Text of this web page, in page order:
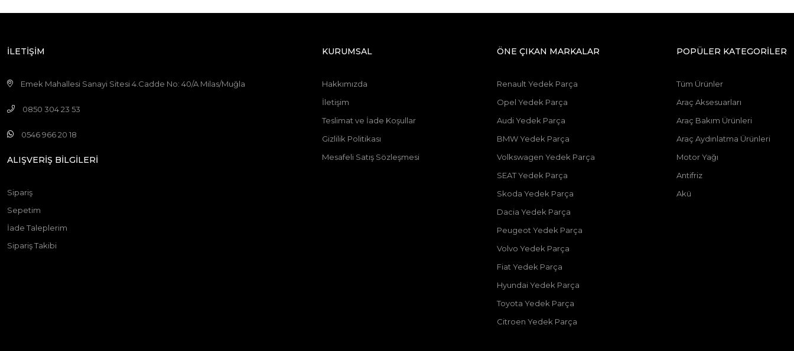
İLETİŞİM
Emek Mahallesi Sanayi Sitesi 4.Cadde No: 40/A Milas/Muğla
0850 304 23 53
0546 966 20 18
ALIŞVERİŞ BİLGİLERİ
Sipariş
Sepetim
İade Taleplerim
Sipariş Takibi
KURUMSAL
Hakkımızda
İletişim
Teslimat ve İade Koşullar
Gizlilik Politikası
Mesafeli Satış Sözleşmesi
ÖNE ÇIKAN MARKALAR
Renault Yedek Parça
Opel Yedek Parça
Audi Yedek Parça
BMW Yedek Parça
Volkswagen Yedek Parça
SEAT Yedek Parça
Skoda Yedek Parça
Dacia Yedek Parça
Peugeot Yedek Parça
Volvo Yedek Parça
Fiat Yedek Parça
Hyundai Yedek Parça
Toyota Yedek Parça
Citroen Yedek Parça
POPÜLER KATEGORİLER
Tüm Ürünler
Araç Aksesuarları
Araç Bakım Ürünleri
Araç Aydınlatma Ürünleri
Motor Yağı
Antifriz
Akü